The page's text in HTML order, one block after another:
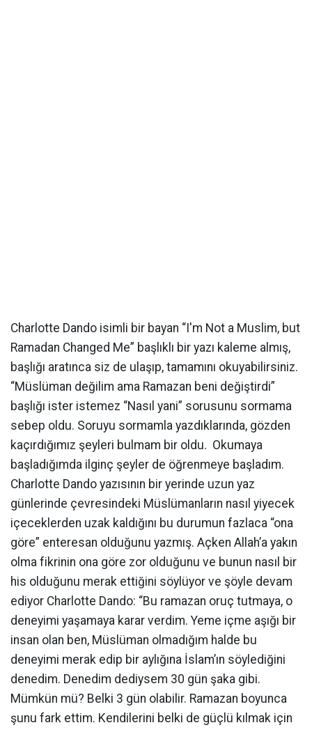
Charlotte Dando isimli bir bayan “I'm Not a Muslim, but
Ramadan Changed Me” başlıklı bir yazı kaleme almış,
başlığı aratınca siz de ulaşıp, tamamını okuyabilirsiniz.
“Müslüman değilim ama Ramazan beni değiştirdi”
başlığı ister istemez “Nasıl yani” sorusunu sormama
sebep oldu. Soruyu sormamla yazdıklarında, gözden
kaçırdığımız şeyleri bulmam bir oldu. Okumaya
başladığımda ilginç şeyler de öğrenmeye başladım.
Charlotte Dando yazısının bir yerinde uzun yaz
günlerinde çevresindeki Müslümanların nasıl yiyecek
içeceklerden uzak kaldığını bu durumun fazlaca “ona
göre” enteresan olduğunu yazmış. Açken Allah’a yakın
olma fikrinin ona göre zor olduğunu ve bunun nasıl bir
his olduğunu merak ettiğini söylüyor ve şöyle devam
ediyor Charlotte Dando: “Bu ramazan oruç tutmaya, o
deneyimi yaşamaya karar verdim. Yeme içme aşığı bir
insan olan ben, Müslüman olmadığım halde bu
deneyimi merak edip bir aylığına İslam’ın söylediğini
denedim. Denedim dediysem 30 gün şaka gibi.
Mümkün mü? Belki 3 gün olabilir. Ramazan boyunca
şunu fark ettim. Kendilerini belki de güçlü kılmak için